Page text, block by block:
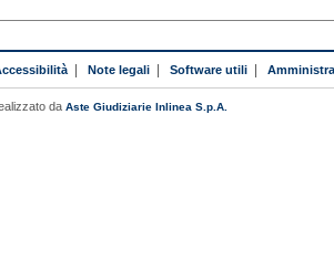
| Note legali| Software utili|
da Aste Giudiziarie Inlinea S.p.A.